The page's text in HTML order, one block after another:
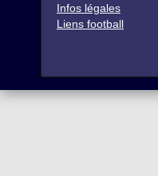
Infos légales
Liens football